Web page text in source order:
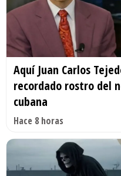
Aquí Juan Carlos
recordado rostro del
cubana
Hace 8 horas